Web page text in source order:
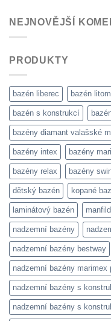
NEJNOVĚJŠÍ
PRODUKTY
bazén liberec bazén
bazén s konstrukcí
bazény diamant valašské
bazény intex bazény
bazény relax bazény
dětský bazén kopané
laminátový bazén
nadzemní bazény
nadzemní bazény bestway
nadzemní bazény
nadzemní bazény s
nadzemní bazény s